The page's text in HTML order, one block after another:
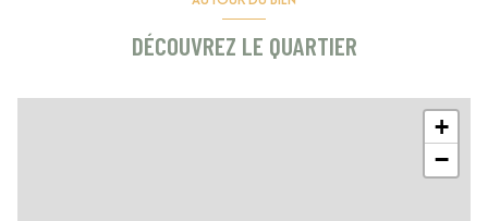
DÉCOUVREZ LE QUARTIER
+
−